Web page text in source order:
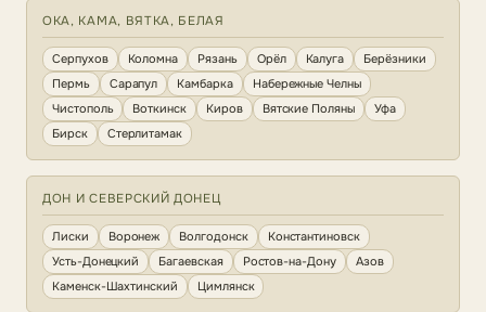
ОКА, КАМА, ВЯТКА, БЕЛАЯ
Серпухов Коломна Рязань Орёл Калуга
Берёзники
Пермь
Сарапул Камбарка
Набережные Челны
Чистополь
Воткинск Киров Вятские Поляны
Уфа
Бирск
Стерлитамак
ДОН И СЕВЕРСКИЙ ДОНЕЦ
Лиски Воронеж Волгодонск
Константиновск
Усть-Донецкий
Багаевская Ростов-на-Дону
Азов
Каменск-Шахтинский
Цимлянск